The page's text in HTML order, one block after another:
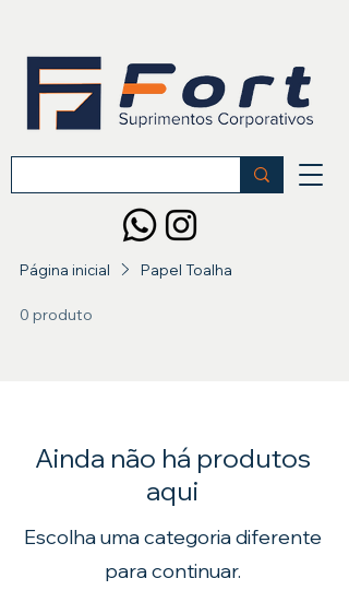
Página inicial Papel Toalha
0 produto
Ainda não há produtos
aqui
Escolha uma categoria diferente
para continuar.